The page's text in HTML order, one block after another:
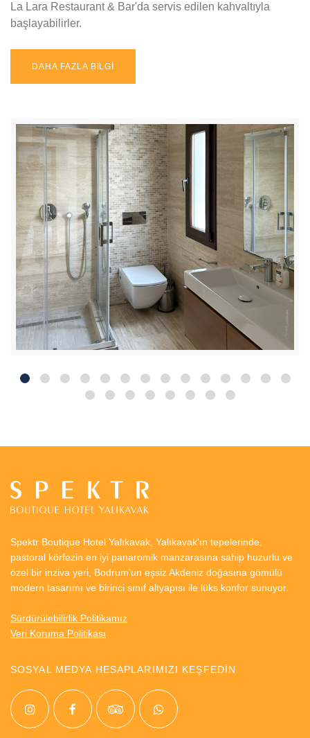
La Lara Restaurant & Bar'da servis edilen kahvaltıyla
başlayabilirler.
DAHA FAZLA BİLGİ
Spektr Boutique Hotel Yalıkavak, Yalıkavak'ın tepelerinde,
pastoral körfezin en iyi panaromik manzarasına sahip huzurlu ve
özel bir inziva yeri, Bodrum'un eşsiz Akdeniz doğasına gömülü
modern tasarımı ve birinci sınıf altyapısı ile lüks konfor sunuyor.
Sürdürülebilirlik Politikamız
Veri Koruma Politikası
SOSYAL MEDYA HESAPLARIMIZI KEŞFEDİN